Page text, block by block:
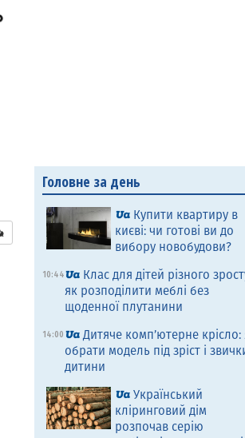
Головне за день
Купити квартиру в
києві: чи готові ви до
вибору новобудови?
10:44
Клас для дітей різного
як розподілити меблі без
щоденної плутанини
14:00
Дитяче комп’ютерне крісло:
обрати модель під зріст і
дитини
Український
кліринговий дім
розпочав серію